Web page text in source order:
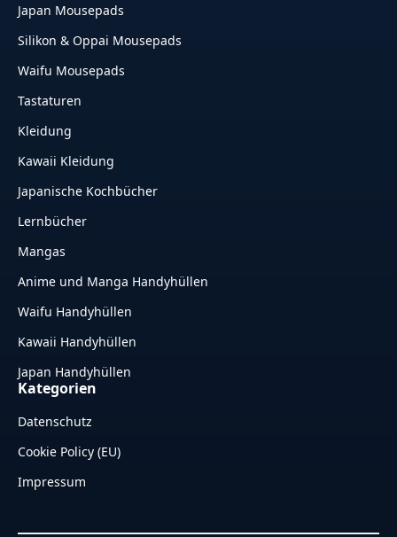
Japan Mousepads
Silikon & Oppai Mousepads
Waifu Mousepads
Tastaturen
Kleidung
Kawaii Kleidung
Japanische Kochbücher
Lernbücher
Mangas
Anime und Manga Handyhüllen
Waifu Handyhüllen
Kawaii Handyhüllen
Japan Handyhüllen
Kategorien
Datenschutz
Cookie Policy (EU)
Impressum